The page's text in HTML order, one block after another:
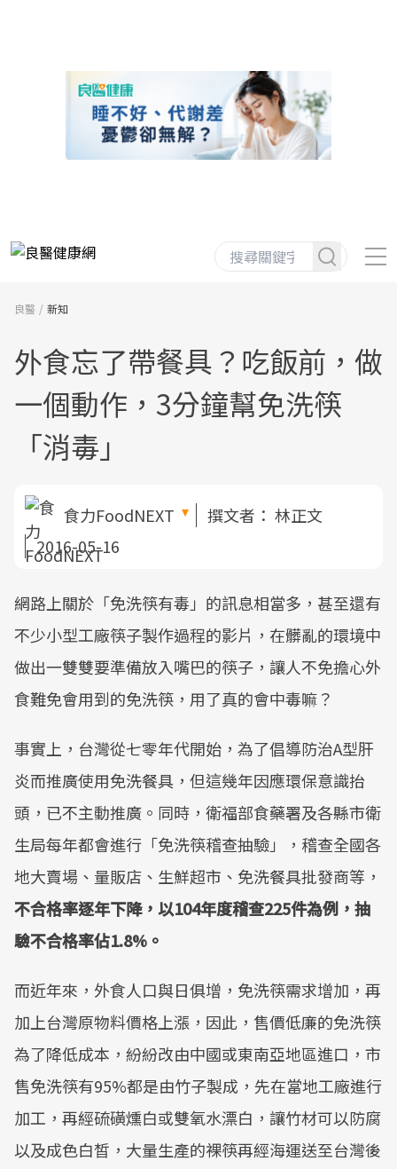
良醫 新知
外食忘了帶餐具？吃飯前，做
一個動作，3分鐘幫免洗筷
「消毒」
食力FoodNEXT 撰文者： 林正文
2016-05-16
網路上關於「免洗筷有毒」的訊息相當多，甚至還有
不少小型工廠筷子製作過程的影片，在髒亂的環境中
做出一雙雙要準備放入嘴巴的筷子，讓人不免擔心外
食難免會用到的免洗筷，用了真的會中毒嘛？
事實上，台灣從七零年代開始，為了倡導防治A型肝
炎而推廣使用免洗餐具，但這幾年因應環保意識抬
頭，已不主動推廣。同時，衛福部食藥署及各縣市衛
生局每年都會進行「免洗筷稽查抽驗」，稽查全國各
地大賣場、量販店、生鮮超市、免洗餐具批發商等，
不合格率逐年下降，以104年度稽查225件為例，抽
驗不合格率佔1.8% 。
而近年來，外食人口與日俱增，免洗筷需求增加，再
加上台灣原物料價格上漲，因此，售價低廉的免洗筷
為了降低成本，紛紛改由中國或東南亞地區進口，市
售免洗筷有95%都是由竹子製成，先在當地工廠進行
加工，再經硫磺燻白或雙氧水漂白，讓竹材可以防腐
以及成色白皙，大量生產的裸筷再經海運送至台灣後